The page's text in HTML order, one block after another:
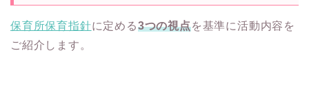
保育所保育指針に定める3つの視点を基準に活動内容を
ご紹介します。